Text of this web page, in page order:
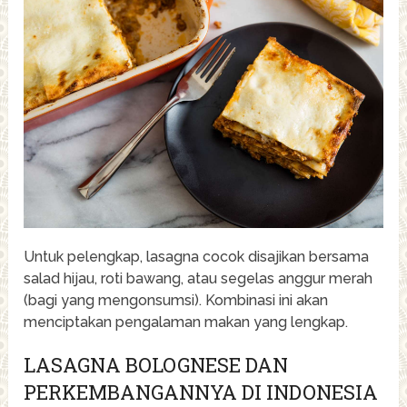
Untuk pelengkap, lasagna cocok disajikan bersama
salad hijau, roti bawang, atau segelas anggur merah
(bagi yang mengonsumsi). Kombinasi ini akan
menciptakan pengalaman makan yang lengkap.
LASAGNA BOLOGNESE DAN
PERKEMBANGANNYA DI INDONESIA